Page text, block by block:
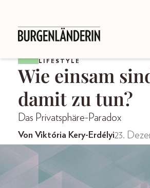
LIFESTYLE
Wie einsam
damit zu tun?
Das Privatsphäre-Paradox
Von Viktória Kery-Erdélyi23.